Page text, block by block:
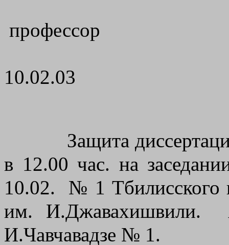
профессор
10.02.03
Защита
в 12.00 час. на
10.02.
№ 1 Тбилисского
им. И.Джавахишвили.
И.Чавчавадзе № 1.